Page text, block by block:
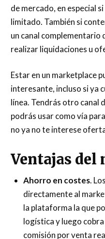
de mercado, en especial
limitado. También si
un canal complementario
realizar liquidaciones u
Estar en un marketplace
interesante, incluso si ya
línea. Tendrás otro canal
podrás usar como vía
no ya no te interese
Ventajas del
Ahorro en costes.
directamente al
la plataforma la que
logística y luego
comisión por venta